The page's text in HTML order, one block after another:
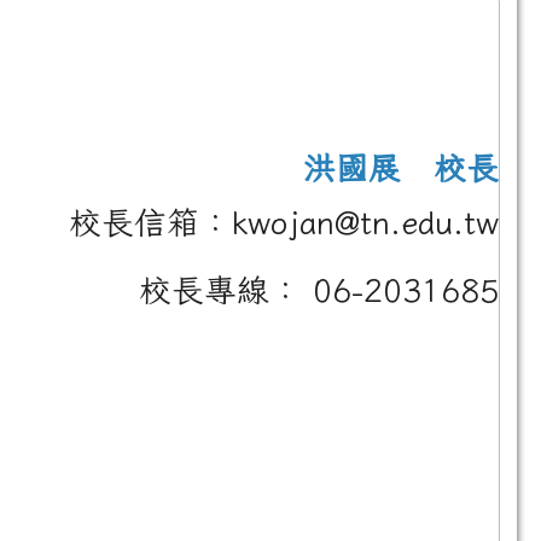
洪國展 校長
校長信箱：kwojan@tn.edu.tw
校長專線： 06-2031685